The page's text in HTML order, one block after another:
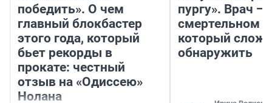
победить». О чем
главный блокбастер
этого года, который
бьет рекорды в
прокате: честный
отзыв на «Одиссею»
Нолана
пургу». Врач —
смертельном
который
обнаружить